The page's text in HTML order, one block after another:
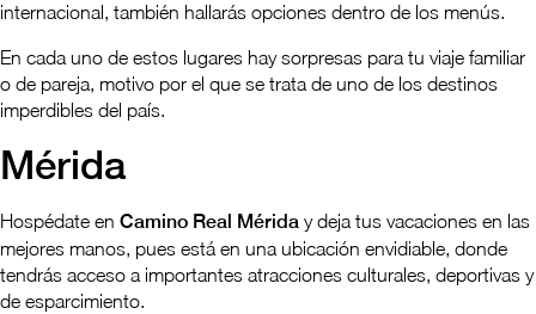
internacional, también hallarás opciones dentro de los menús.
En cada uno de estos lugares hay sorpresas para tu viaje familiar
o de pareja, motivo por el que se trata de uno de los destinos
imperdibles del país.
Mérida
Hospédate en Camino Real Mérida y deja tus vacaciones en las
mejores manos, pues está en una ubicación envidiable, donde
tendrás acceso a importantes atracciones culturales, deportivas y
de esparcimiento.